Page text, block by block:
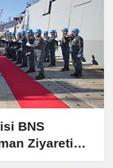
BNS
Ziyareti